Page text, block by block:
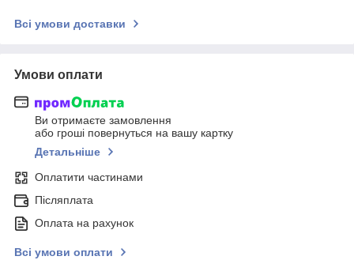
Всі умови доставки
Умови оплати
Ви отримаєте замовлення
або гроші повернуться на вашу картку
Детальніше
Оплатити частинами
Післяплата
Оплата на рахунок
Всі умови оплати